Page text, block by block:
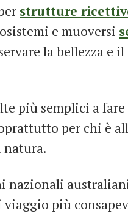
strutture
e muoversi
la bellezza e
più semplici a
per chi è
natura.
nazionali
più